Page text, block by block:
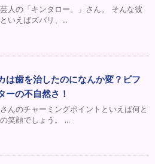
人の「キンタロー。」さん。 そんな彼
いえばズバリ、...
は歯を治したのになんか変？ビフ
ーの不自然さ！
んのチャーミングポイントといえば何と
笑顔でしょう。 ...